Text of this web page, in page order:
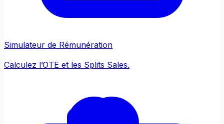
Simulateur de Rémunération
Calculez l’OTE et les Splits Sales.